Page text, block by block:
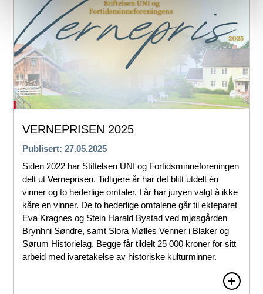
VERNEPRISEN 2025
Publisert: 27.05.2025
Siden 2022 har Stiftelsen UNI og Fortidsminneforeningen
delt ut Verneprisen. Tidligere år har det blitt utdelt én
vinner og to hederlige omtaler. I år har juryen valgt å ikke
kåre en vinner. De to hederlige omtalene går til ekteparet
Eva Kragnes og Stein Harald Bystad ved mjøsgården
Brynhni Søndre, samt Slora Mølles Venner i Blaker og
Sørum Historielag. Begge får tildelt 25 000 kroner for sitt
arbeid med ivaretakelse av historiske kulturminner.